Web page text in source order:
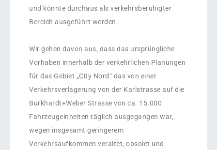
und könnte durchaus als verkehrsberuhigter
Bereich ausgeführt werden.
Wir gehen davon aus, dass das ursprüngliche
Vorhaben innerhalb der verkehrlichen Planungen
für das Gebiet „City Nord“ das von einer
Verkehrsverlagerung von der Karlstrasse auf die
Burkhardt+Weber Strasse von ca. 15.000
Fahrzeugeinheiten täglich ausgegangen war,
wegen insgesamt geringerem
Verkehrsaufkommen veraltet, obsolet und